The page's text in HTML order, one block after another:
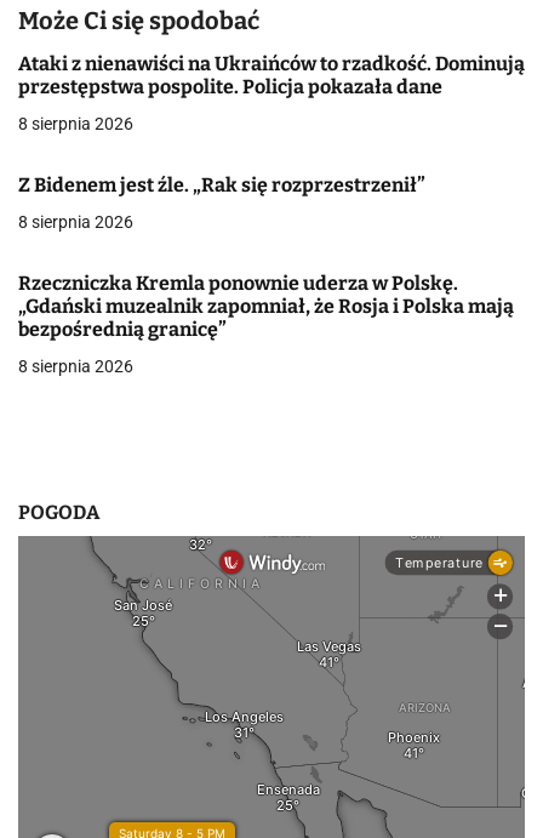
a
c
j
w
i
s
Może Ci się spodobać
Ataki z nienawiści na Ukraińców to rzadkość. Dominują
przestępstwa pospolite. Policja pokazała dane
8 sierpnia 2026
Z Bidenem jest źle. „Rak się rozprzestrzenił”
8 sierpnia 2026
Rzeczniczka Kremla ponownie uderza w Polskę.
„Gdański muzealnik zapomniał, że Rosja i Polska mają
bezpośrednią granicę”
8 sierpnia 2026
POGODA